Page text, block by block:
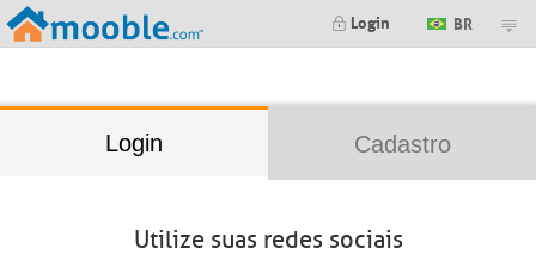
Login BR
Login Cadastro
Utilize suas redes sociais